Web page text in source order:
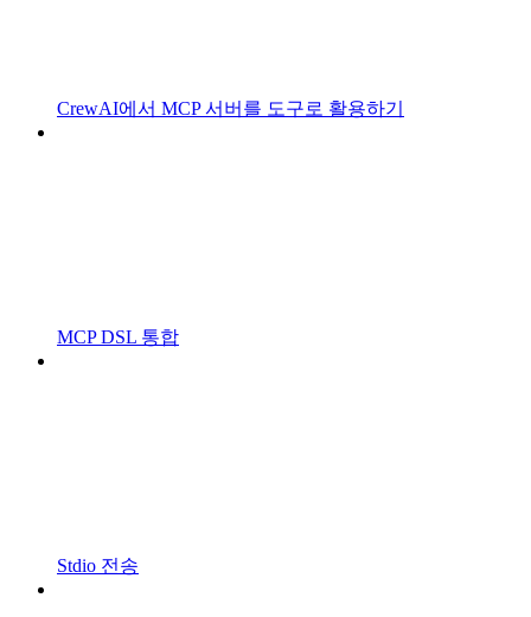
CrewAI에서 MCP 서버를 도구로 활용하기
MCP DSL 통합
Stdio 전송